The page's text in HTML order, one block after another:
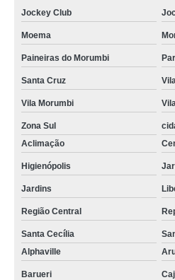
Jockey Club
Moema
Paineiras do Morumbi
Santa Cruz
Vila Morumbi
Zona Sul
Aclimação
Higienópolis
Jardins
Região Central
Santa Cecília
Alphaville
Barueri